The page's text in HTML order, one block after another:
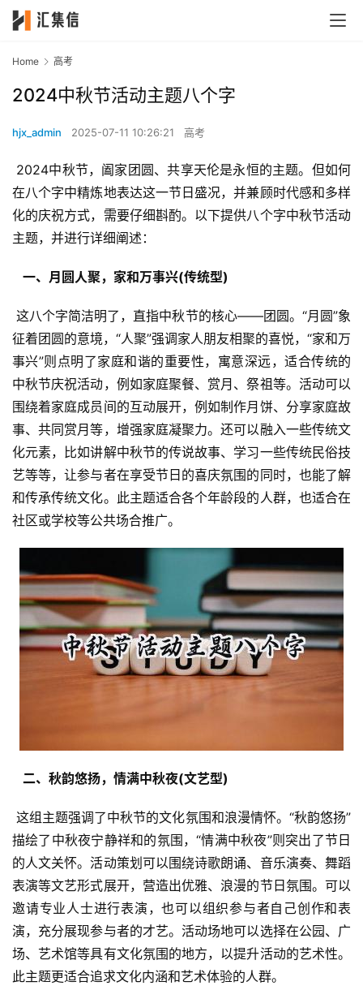
Home 高考
2024中秋节活动主题八个字
hjx_admin 2025-07-11 10:26:21 高考
在八个字中精炼地表达这一节日盛况，并兼顾时代感和多样
化的庆祝方式，需要仔细斟酌。以下提供八个字中秋节活动
主题，并进行详细阐述：
  一、月圆人聚，家和万事兴(传统型)
这八个字简洁明了，直指中秋节的核心——团圆。“月圆”象
征着团圆的意境，“人聚”强调家人朋友相聚的喜悦，“家和万
事兴”则点明了家庭和谐的重要性，寓意深远，适合传统的
中秋节庆祝活动，例如家庭聚餐、赏月、祭祖等。活动可以
围绕着家庭成员间的互动展开，例如制作月饼、分享家庭故
事、共同赏月等，增强家庭凝聚力。还可以融入一些传统文
化元素，比如讲解中秋节的传说故事、学习一些传统民俗技
艺等等，让参与者在享受节日的喜庆氛围的同时，也能了解
和传承传统文化。此主题适合各个年龄段的人群，也适合在
社区或学校等公共场合推广。
  二、秋韵悠扬，情满中秋夜(文艺型)
这组主题强调了中秋节的文化氛围和浪漫情怀。“秋韵悠扬”
描绘了中秋夜宁静祥和的氛围，“情满中秋夜”则突出了节日
的人文关怀。活动策划可以围绕诗歌朗诵、音乐演奏、舞蹈
表演等文艺形式展开，营造出优雅、浪漫的节日氛围。可以
邀请专业人士进行表演，也可以组织参与者自己创作和表
演，充分展现参与者的才艺。活动场地可以选择在公园、广
场、艺术馆等具有文化氛围的地方，以提升活动的艺术性。
此主题更适合追求文化内涵和艺术体验的人群。